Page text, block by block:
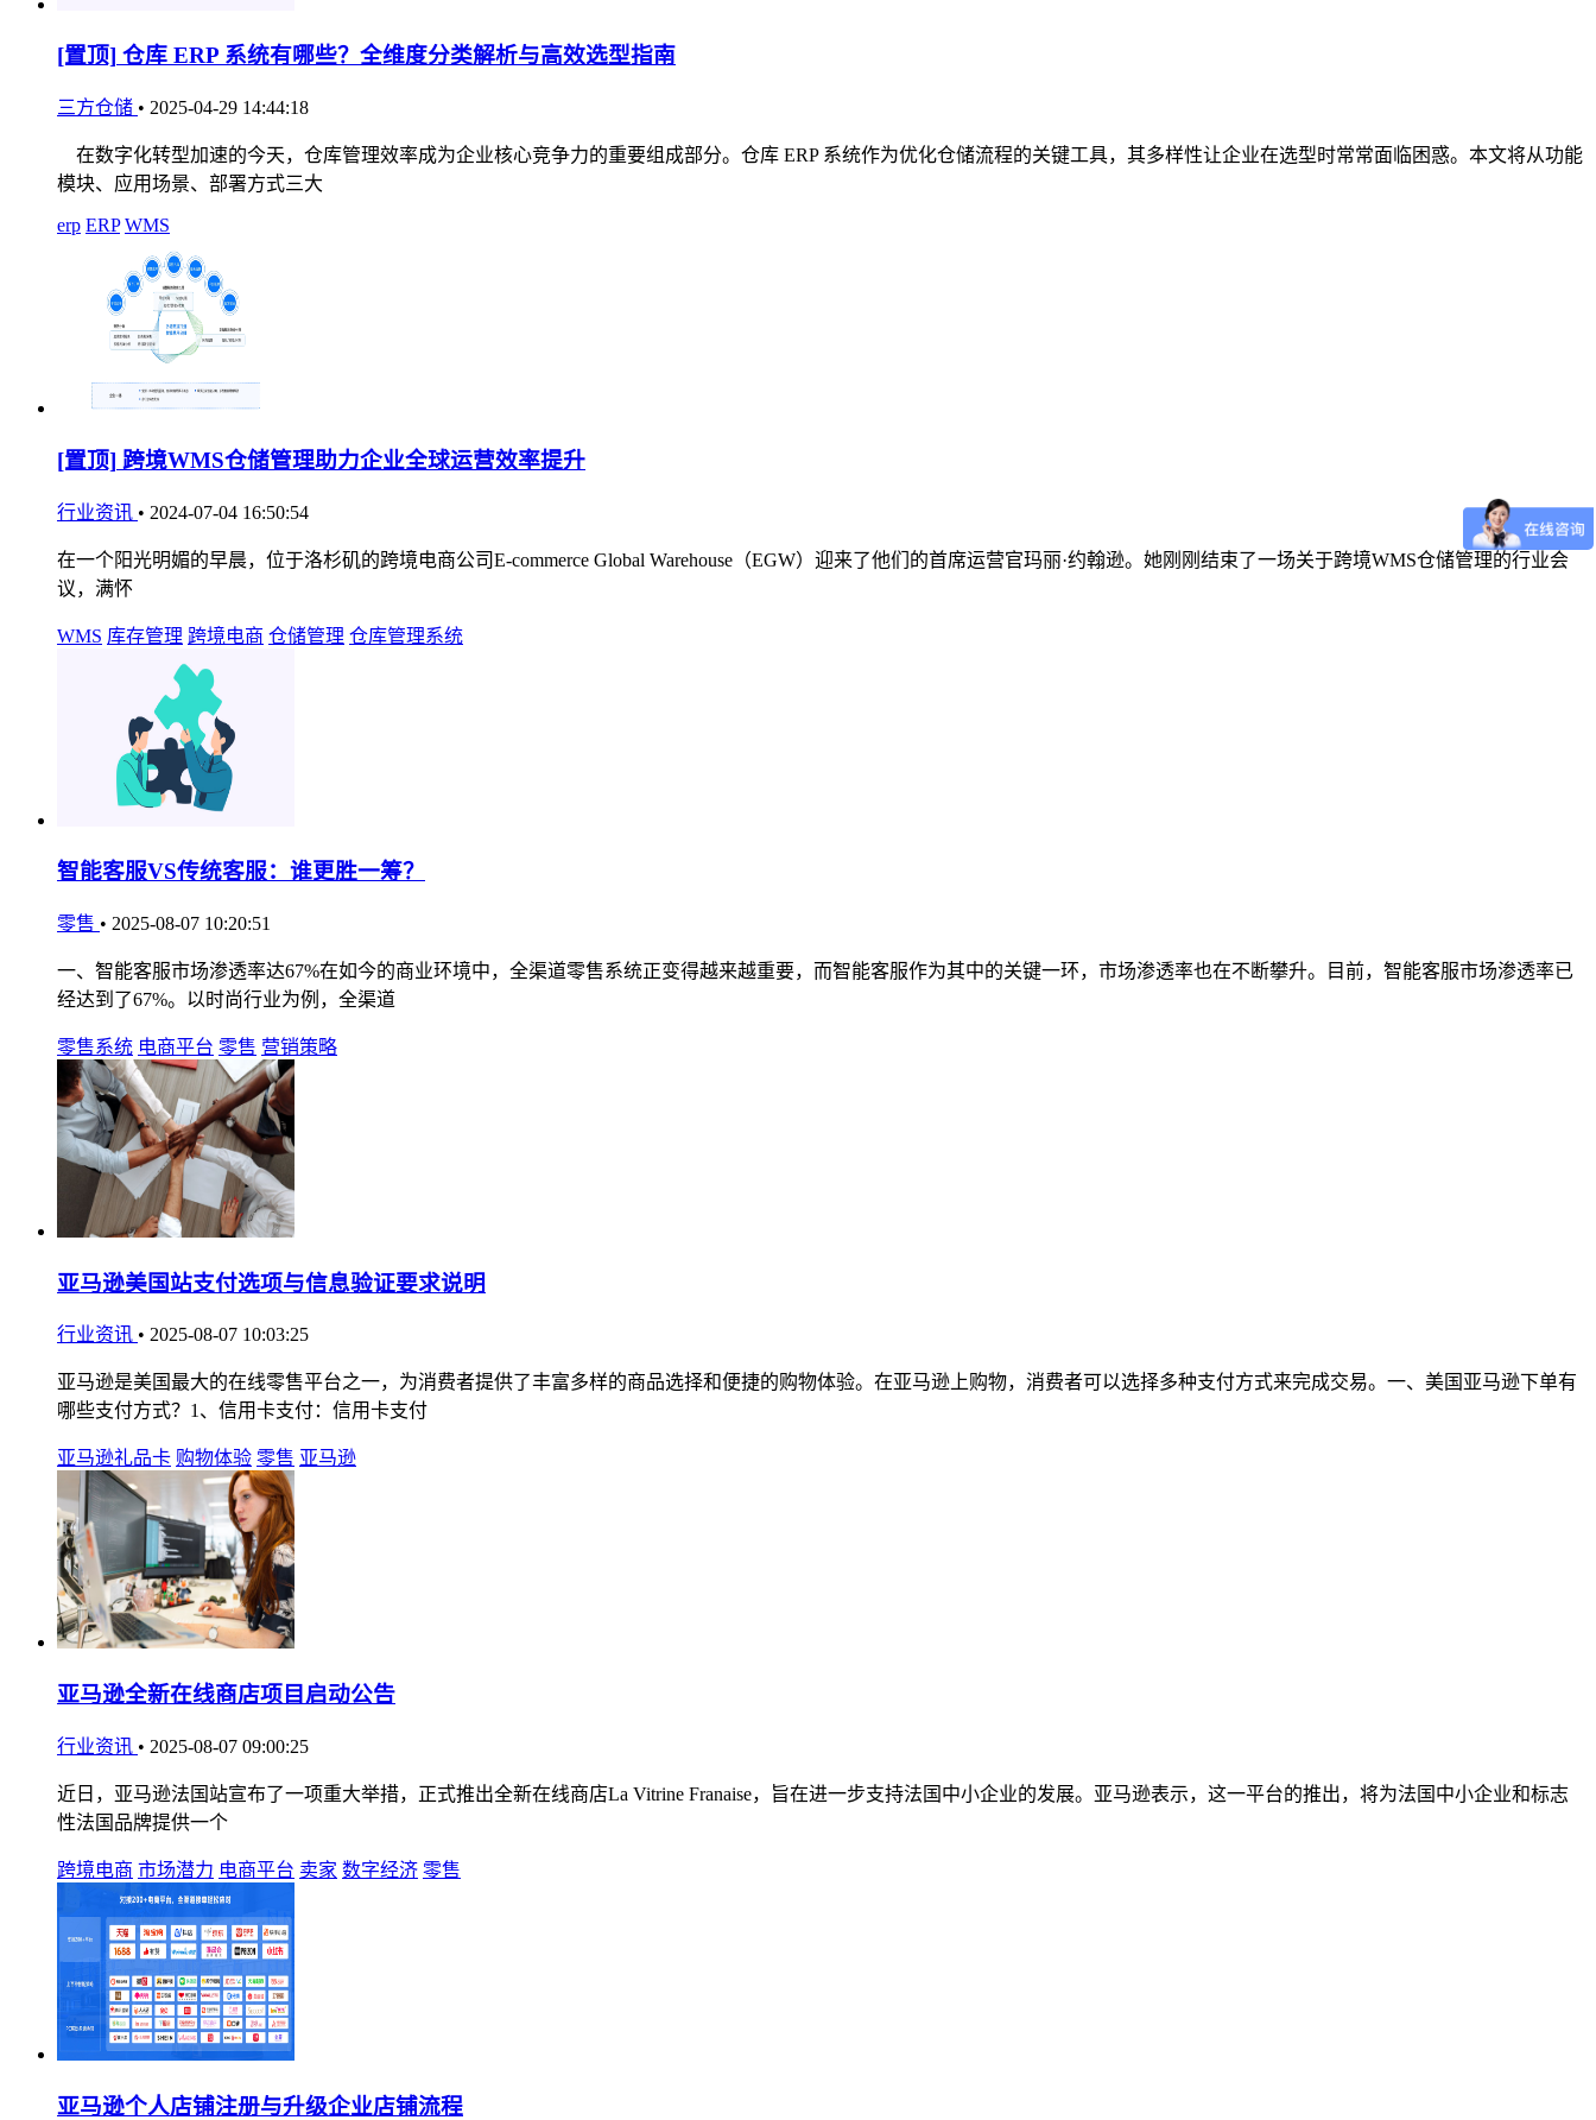
[置顶] 仓库 ERP 系统有哪些？全维度分类解析与高效选型指南
三方仓储 • 2025-04-29 14:44:18
在数字化转型加速的今天，仓库管理效率成为企业核心竞争力的重要组成部分。仓库 ERP 系统作为优化仓储流程的关键工具，其多样性让企业在选型时常常面临困惑。本文将从功能
模块、应用场景、部署方式三大
erp ERP WMS
[置顶] 跨境WMS仓储管理助力企业全球运营效率提升
行业资讯 • 2024-07-04 16:50:54
在一个阳光明媚的早晨，位于洛杉矶的跨境电商公司E-commerce Global Warehouse（EGW）迎来了他们的首席运营官玛丽·约翰逊。她刚刚结束了一场关于跨境WMS仓储管理的行业会
议，满怀
WMS 库存管理 跨境电商 仓储管理 仓库管理系统
智能客服VS传统客服：谁更胜一筹？
零售 • 2025-08-07 10:20:51
一、智能客服市场渗透率达67%在如今的商业环境中，全渠道零售系统正变得越来越重要，而智能客服作为其中的关键一环，市场渗透率也在不断攀升。目前，智能客服市场渗透率已
经达到了67%。以时尚行业为例，全渠道
零售系统 电商平台 零售 营销策略
亚马逊美国站支付选项与信息验证要求说明
行业资讯 • 2025-08-07 10:03:25
亚马逊是美国最大的在线零售平台之一，为消费者提供了丰富多样的商品选择和便捷的购物体验。在亚马逊上购物，消费者可以选择多种支付方式来完成交易。一、美国亚马逊下单有
哪些支付方式？1、信用卡支付：信用卡支付
亚马逊礼品卡 购物体验 零售 亚马逊
亚马逊全新在线商店项目启动公告
行业资讯 • 2025-08-07 09:00:25
近日，亚马逊法国站宣布了一项重大举措，正式推出全新在线商店La Vitrine Franaise，旨在进一步支持法国中小企业的发展。亚马逊表示，这一平台的推出，将为法国中小企业和标志
性法国品牌提供一个
跨境电商 市场潜力 电商平台 卖家 数字经济 零售
亚马逊个人店铺注册与升级企业店铺流程